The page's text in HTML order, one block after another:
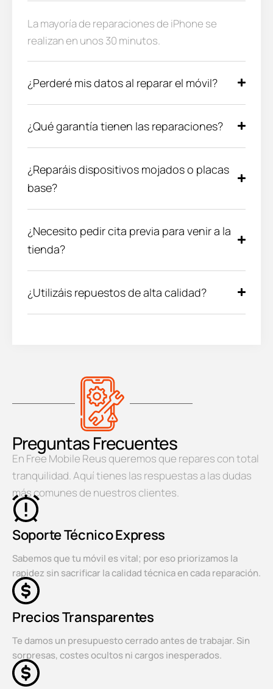
La mayoría de reparaciones de iPhone se
realizan en unos 30 minutos.
¿Perderé mis datos al reparar el móvil?
¿Qué garantía tienen las reparaciones?
¿Reparáis dispositivos mojados o placas
base?
¿Necesito pedir cita previa para venir a la
tienda?
¿Utilizáis repuestos de alta calidad?
Preguntas Frecuentes
En Free Mobile Reus queremos que repares con total
tranquilidad. Aquí tienes las respuestas a las dudas
más comunes de nuestros clientes.
Soporte Técnico Express
Sabemos que tu móvil es vital; por eso priorizamos la
rapidez sin sacrificar la calidad técnica en cada reparación.
Precios Transparentes
Te damos un presupuesto cerrado antes de trabajar. Sin
sorpresas, costes ocultos ni cargos inesperados.